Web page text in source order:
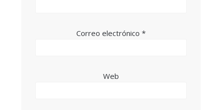
Correo electrónico *
Web